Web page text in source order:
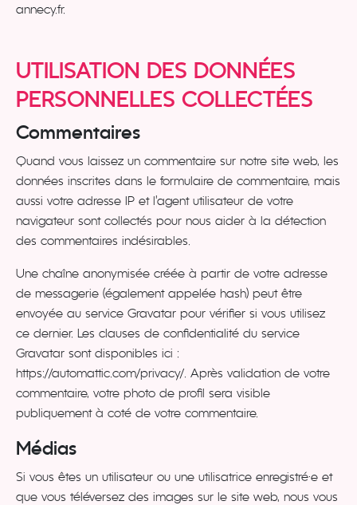
annecy.fr.
UTILISATION DES DONNÉES
PERSONNELLES COLLECTÉES
Commentaires
Quand vous laissez un commentaire sur notre site web, les
données inscrites dans le formulaire de commentaire, mais
aussi votre adresse IP et l’agent utilisateur de votre
navigateur sont collectés pour nous aider à la détection
des commentaires indésirables.
Une chaîne anonymisée créée à partir de votre adresse
de messagerie (également appelée hash) peut être
envoyée au service Gravatar pour vérifier si vous utilisez
ce dernier. Les clauses de confidentialité du service
Gravatar sont disponibles ici :
https://automattic.com/privacy/. Après validation de votre
commentaire, votre photo de profil sera visible
publiquement à coté de votre commentaire.
Médias
Si vous êtes un utilisateur ou une utilisatrice enregistré·e et
que vous téléversez des images sur le site web, nous vous